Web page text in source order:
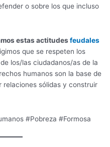
o sobre los que incluso
estas actitudesfeudales
que se respeten los
los/las ciudadanos/as de la
humanos son la base de
sólidas y construir
#Pobreza #Formosa